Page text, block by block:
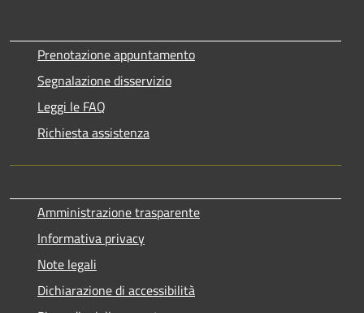
Prenotazione appuntamento
Segnalazione disservizio
Leggi le FAQ
Richiesta assistenza
Amministrazione trasparente
Informativa privacy
Note legali
Dichiarazione di accessibilità